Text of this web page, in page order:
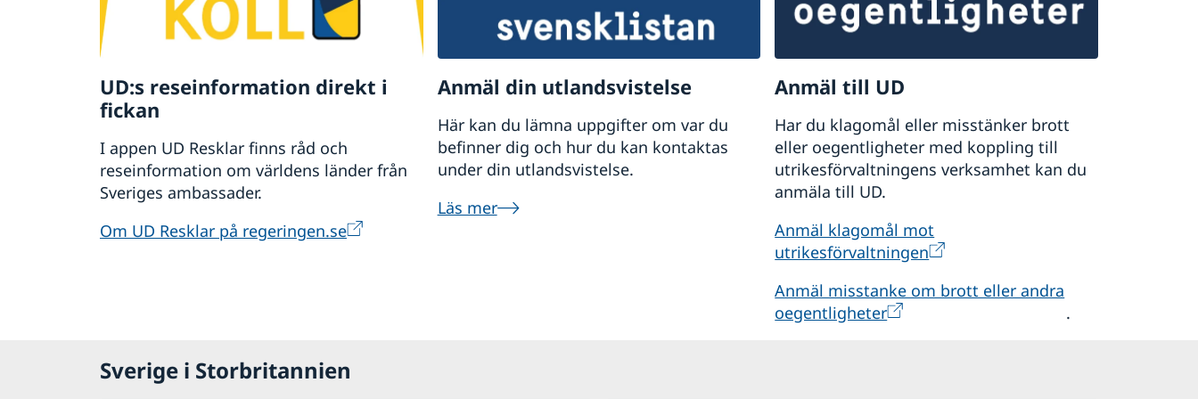
OBS! Ändringar vad gäller förnyelse av körkort för bosatt i Storbritannien kan komma att ändras i samband med brexit,
se även information här.
Om du flyttar inom Storbritannien eller till ett annat land ska även detta registreras hos Skatteverket,här finns mer information
UD:s reseinformation direkt i
fickan
I appen UD Resklar finns råd och
reseinformation om världens länder från
Sveriges ambassader.
Om UD Resklar på regeringen.se
Anmäl din utlandsvistelse
Här kan du lämna uppgifter om var du
befinner dig och hur du kan kontaktas
under din utlandsvistelse.
Läs mer
Anmäl till UD
Har du klagomål eller misstänker brott
eller oegentligheter med koppling till
utrikesförvaltningens verksamhet kan du
anmäla till UD.
Anmäl klagomål mot
utrikesförvaltningen
Anmäl misstanke om brott eller andra
oegentligheter
.
Sverige i Storbritannien